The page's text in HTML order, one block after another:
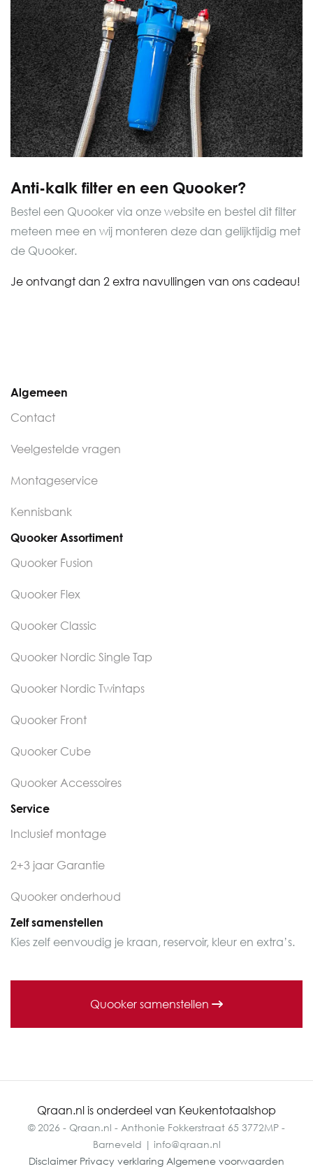
Anti-kalk filter en een Quooker?
Bestel een Quooker via onze website en bestel dit filter
meteen mee en wij monteren deze dan gelijktijdig met
de Quooker.
Je ontvangt dan 2 extra navullingen van ons cadeau!
Algemeen
Contact
Veelgestelde vragen
Montageservice
Kennisbank
Quooker Assortiment
Quooker Fusion
Quooker Flex
Quooker Classic
Quooker Nordic Single Tap
Quooker Nordic Twintaps
Quooker Front
Quooker Cube
Quooker Accessoires
Service
Inclusief montage
2+3 jaar Garantie
Quooker onderhoud
Zelf samenstellen
Kies zelf eenvoudig je kraan, reservoir, kleur en extra’s.
Quooker samenstellen
Qraan.nl is onderdeel van Keukentotaalshop
© 2026 - Qraan.nl - Anthonie Fokkerstraat 65 3772MP -
Barneveld | info@qraan.nl
Disclaimer Privacy verklaring Algemene voorwaarden